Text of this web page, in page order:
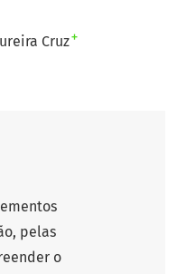
Cruz+
pelas
o